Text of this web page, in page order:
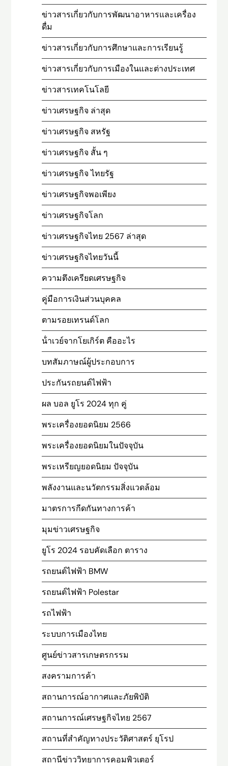
ข่าวสารเกี่ยวกับการพัฒนาอาหารและเครื่อง
ดื่ม
ข่าวสารเกี่ยวกับการศึกษาและการเรียนรู้
ข่าวสารเกี่ยวกับการเมืองในและต่างประเทศ
ข่าวสารเทคโนโลยี
ข่าวเศรษฐกิจ ล่าสุด
ข่าวเศรษฐกิจ สหรัฐ
ข่าวเศรษฐกิจ สั้น ๆ
ข่าวเศรษฐกิจ ไทยรัฐ
ข่าวเศรษฐกิจพอเพียง
ข่าวเศรษฐกิจโลก
ข่าวเศรษฐกิจไทย 2567 ล่าสุด
ข่าวเศรษฐกิจไทยวันนี้
ความตึงเครียดเศรษฐกิจ
คู่มือการเงินส่วนบุคคล
ตามรอยเทรนด์โลก
น้ําเวย์จากโยเกิร์ต คืออะไร
บทสัมภาษณ์ผู้ประกอบการ
ประกันรถยนต์ไฟฟ้า
ผล บอล ยูโร 2024 ทุก คู่
พระเครื่องยอดนิยม 2566
พระเครื่องยอดนิยมในปัจจุบัน
พระเหรียญยอดนิยม ปัจจุบัน
พลังงานและนวัตกรรมสิ่งแวดล้อม
มาตรการกีดกันทางการค้า
มุมข่าวเศรษฐกิจ
ยูโร 2024 รอบคัดเลือก ตาราง
รถยนต์ไฟฟ้า BMW
รถยนต์ไฟฟ้า Polestar
รถไฟฟ้า
ระบบการเมืองไทย
ศูนย์ข่าวสารเกษตรกรรม
สงครามการค้า
สถานการณ์อากาศและภัยพิบัติ
สถานการณ์เศรษฐกิจไทย 2567
สถานที่สําคัญทางประวัติศาสตร์ ยุโรป
สถานีข่าววิทยาการคอมพิวเตอร์